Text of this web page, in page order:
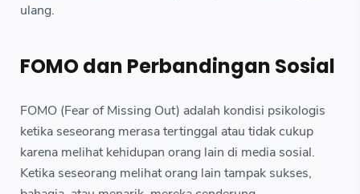
ulang.
FOMO dan Perbandingan Sosial
FOMO (Fear of Missing Out) adalah kondisi psikologis
ketika seseorang merasa tertinggal atau tidak cukup
karena melihat kehidupan orang lain di media sosial.
Ketika seseorang melihat orang lain tampak sukses,